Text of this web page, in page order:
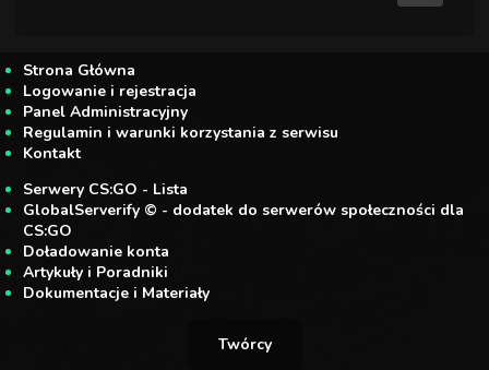
Strona Główna
Logowanie i rejestracja
Panel Administracyjny
Regulamin i warunki korzystania z serwisu
Kontakt
Serwery CS:GO - Lista
GlobalServerify © - dodatek do serwerów społeczności dla
CS:GO
Doładowanie konta
Artykuły i Poradniki
Dokumentacje i Materiały
Twórcy